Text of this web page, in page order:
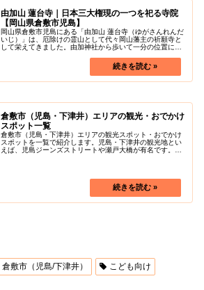
由加山 蓮台寺｜日本三大権現の一つを祀る寺院
【岡山県倉敷市児島】
岡山県倉敷市児島にある「由加山 蓮台寺（ゆがさんれんだ
いじ）」は、厄除けの霊山として代々岡山藩主の祈願寺と
して栄えてきました。由加神社から歩いて一分の位置にあ
倉敷市（児島・下津井）エリアの観光・おでかけ
スポット一覧
倉敷市（児島・下津井）エリアの観光スポット・おでかけ
スポットを一覧で紹介します。児島・下津井の観光地とい
えば、児島ジーンズストリートや瀬戸大橋が有名です。倉
倉敷市（児島/下津井） こども向け